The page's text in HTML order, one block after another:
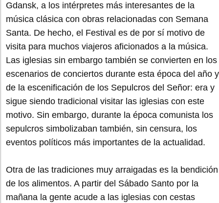
Gdansk, a los intérpretes más interesantes de la
música clásica con obras relacionadas con Semana
Santa. De hecho, el Festival es de por sí motivo de
visita para muchos viajeros aficionados a la música.
Las iglesias sin embargo también se convierten en los
escenarios de conciertos durante esta época del año y
de la escenificación de los Sepulcros del Señor: era y
sigue siendo tradicional visitar las iglesias con este
motivo. Sin embargo, durante la época comunista los
sepulcros simbolizaban también, sin censura, los
eventos políticos más importantes de la actualidad.
Otra de las tradiciones muy arraigadas es la bendición
de los alimentos. A partir del Sábado Santo por la
mañana la gente acude a las iglesias con cestas